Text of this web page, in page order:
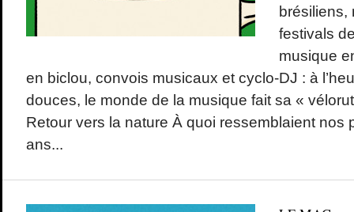
brésiliens,
festivals
musique
en biclou, convois musicaux et cyclo-DJ : à
douces, le monde de la musique fait sa «
Retour vers la nature À quoi ressemblaient nos
ans...